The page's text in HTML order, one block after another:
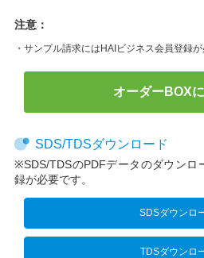
注意：
・サンプル請求にはHAIビジネス会員登録が
オーダーBOX
SDS/TDSダウンロード
※SDS/TDSのPDFデータのダウンロ
録が必要です。
SDSダウンロ
TDSダウンロ